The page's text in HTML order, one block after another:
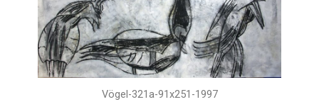
Vögel-321a-91x251-1997